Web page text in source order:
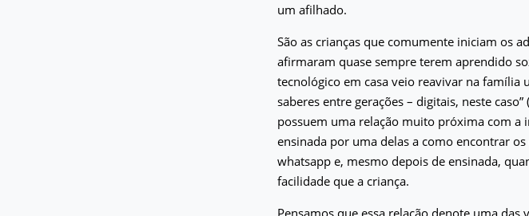
um afilhado.
São as crianças que comumente iniciam os
afirmaram quase sempre terem aprendido
tecnológico em casa veio reavivar na família
saberes entre gerações – digitais, neste
possuem uma relação muito próxima com a
ensinada por uma delas a como encontrar
whatsapp e, mesmo depois de ensinada,
facilidade que a criança.
Pensamos que essa relação denote uma